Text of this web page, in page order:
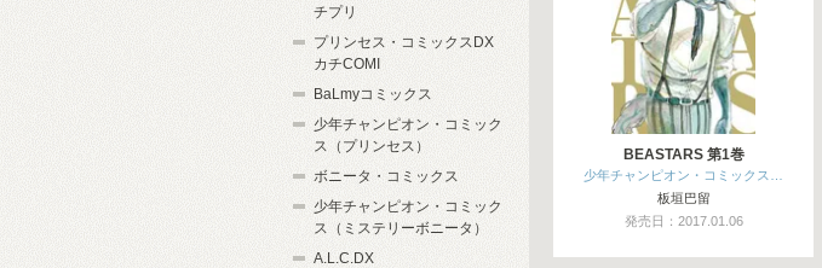
BEASTARS 第1巻
少年チャンピオン・コミックス…
板垣巴留
発売日：2017.01.06
チプリ
プリンセス・コミックスDX
カチCOMI
BaLmyコミックス
少年チャンピオン・コミック
ス（プリンセス）
ボニータ・コミックス
少年チャンピオン・コミック
ス（ミステリーボニータ）
A.L.C.DX